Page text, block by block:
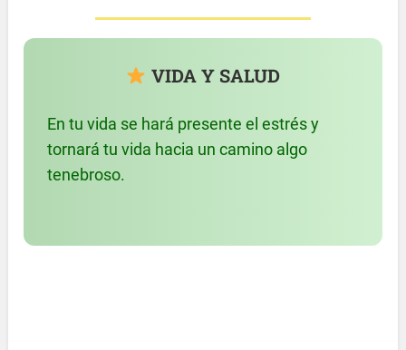
VIDA Y SALUD
En tu vida se hará presente el estrés y
tornará tu vida hacia un camino algo
tenebroso.